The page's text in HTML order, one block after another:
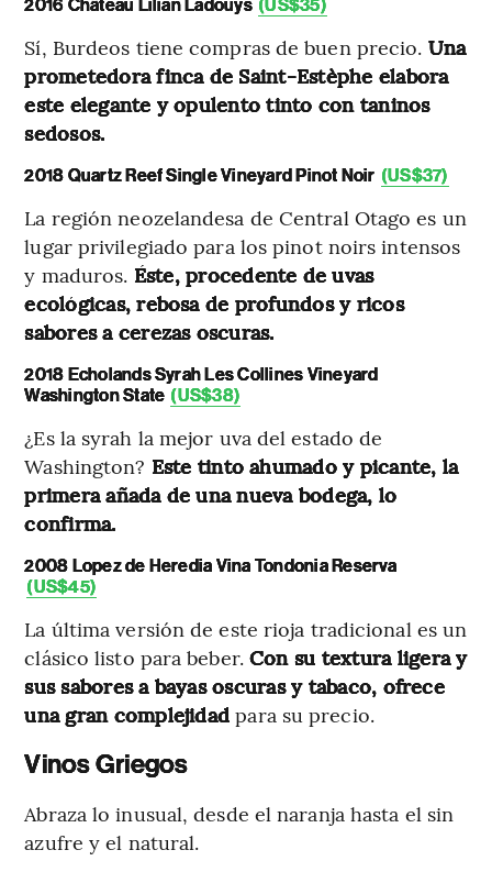
2016 Château Lilian Ladouys (US$35)
Sí, Burdeos tiene compras de buen precio. Una
prometedora finca de Saint-Estèphe elabora
este elegante y opulento tinto con taninos
sedosos.
2018 Quartz Reef Single Vineyard Pinot Noir (US$37)
La región neozelandesa de Central Otago es un
lugar privilegiado para los pinot noirs intensos
y maduros. Éste, procedente de uvas
ecológicas, rebosa de profundos y ricos
sabores a cerezas oscuras.
2018 Echolands Syrah Les Collines Vineyard
Washington State (US$38)
¿Es la syrah la mejor uva del estado de
Washington? Este tinto ahumado y picante, la
primera añada de una nueva bodega, lo
confirma.
2008 Lopez de Heredia Vina Tondonia Reserva
(US$45)
La última versión de este rioja tradicional es un
clásico listo para beber. Con su textura ligera y
sus sabores a bayas oscuras y tabaco, ofrece
una gran complejidad para su precio.
Vinos Griegos
Abraza lo inusual, desde el naranja hasta el sin
azufre y el natural.